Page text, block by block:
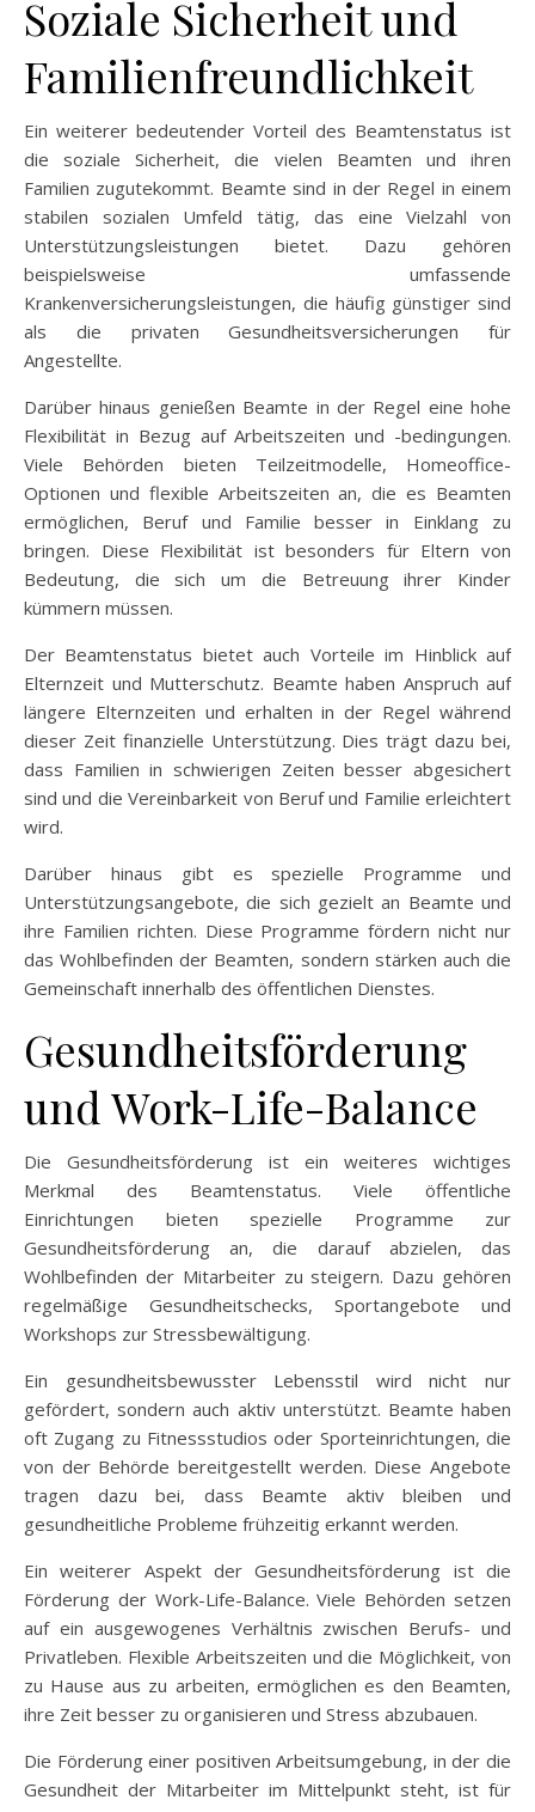
Soziale Sicherheit und
Familienfreundlichkeit
Ein weiterer bedeutender Vorteil des Beamtenstatus ist
die soziale Sicherheit, die vielen Beamten und ihren
Familien zugutekommt. Beamte sind in der Regel in einem
stabilen sozialen Umfeld tätig, das eine Vielzahl von
Unterstützungsleistungen bietet. Dazu gehören
beispielsweise umfassende
Krankenversicherungsleistungen, die häufig günstiger sind
als die privaten Gesundheitsversicherungen für
Angestellte.
Darüber hinaus genießen Beamte in der Regel eine hohe
Flexibilität in Bezug auf Arbeitszeiten und -bedingungen.
Viele Behörden bieten Teilzeitmodelle, Homeoffice-
Optionen und flexible Arbeitszeiten an, die es Beamten
ermöglichen, Beruf und Familie besser in Einklang zu
bringen. Diese Flexibilität ist besonders für Eltern von
Bedeutung, die sich um die Betreuung ihrer Kinder
kümmern müssen.
Der Beamtenstatus bietet auch Vorteile im Hinblick auf
Elternzeit und Mutterschutz. Beamte haben Anspruch auf
längere Elternzeiten und erhalten in der Regel während
dieser Zeit finanzielle Unterstützung. Dies trägt dazu bei,
dass Familien in schwierigen Zeiten besser abgesichert
sind und die Vereinbarkeit von Beruf und Familie erleichtert
wird.
Darüber hinaus gibt es spezielle Programme und
Unterstützungsangebote, die sich gezielt an Beamte und
ihre Familien richten. Diese Programme fördern nicht nur
das Wohlbefinden der Beamten, sondern stärken auch die
Gemeinschaft innerhalb des öffentlichen Dienstes.
Gesundheitsförderung
und Work-Life-Balance
Die Gesundheitsförderung ist ein weiteres wichtiges
Merkmal des Beamtenstatus. Viele öffentliche
Einrichtungen bieten spezielle Programme zur
Gesundheitsförderung an, die darauf abzielen, das
Wohlbefinden der Mitarbeiter zu steigern. Dazu gehören
regelmäßige Gesundheitschecks, Sportangebote und
Workshops zur Stressbewältigung.
Ein gesundheitsbewusster Lebensstil wird nicht nur
gefördert, sondern auch aktiv unterstützt. Beamte haben
oft Zugang zu Fitnessstudios oder Sporteinrichtungen, die
von der Behörde bereitgestellt werden. Diese Angebote
tragen dazu bei, dass Beamte aktiv bleiben und
gesundheitliche Probleme frühzeitig erkannt werden.
Ein weiterer Aspekt der Gesundheitsförderung ist die
Förderung der Work-Life-Balance. Viele Behörden setzen
auf ein ausgewogenes Verhältnis zwischen Berufs- und
Privatleben. Flexible Arbeitszeiten und die Möglichkeit, von
zu Hause aus zu arbeiten, ermöglichen es den Beamten,
ihre Zeit besser zu organisieren und Stress abzubauen.
Die Förderung einer positiven Arbeitsumgebung, in der die
Gesundheit der Mitarbeiter im Mittelpunkt steht, ist für